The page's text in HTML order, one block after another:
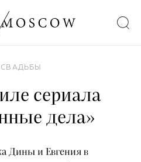
сериала
дела»
Дины и Евгения в